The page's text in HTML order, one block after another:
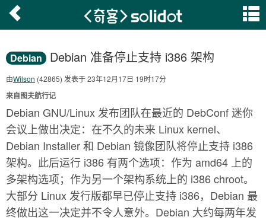
Debian Debian 准备停止支持 i386 架构
由Wilson (42865) 发表于 23年12月17日 19时17分
来自图夫航行记
Debian GNU/Linux 发布团队在最近的 DebConf 迷你
会议上做出决定：在不久的未来 Linux kernel、
Debian Installer 和 Debian 镜像团队将停止支持 i386
架构。此后运行 i386 有两个选项：作为 amd64 上的
多架构选项；作为另一个架构系统上的 i386 chroot。
大部分 Linux 发行版都早已停止支持 i386，Debian 最
终做出这一决定并不令人意外。Debian 大约每两年发